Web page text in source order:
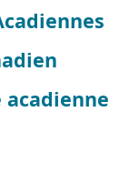
acadienne